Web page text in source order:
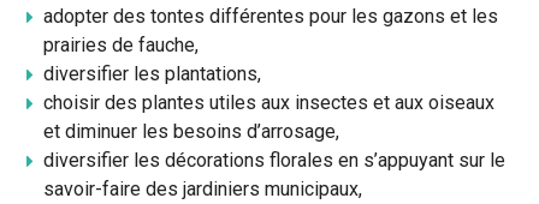
adopter des tontes différentes pour les gazons et les
prairies de fauche,
diversifier les plantations,
choisir des plantes utiles aux insectes et aux oiseaux
et diminuer les besoins d’arrosage,
diversifier les décorations florales en s’appuyant sur le
savoir-faire des jardiniers municipaux,